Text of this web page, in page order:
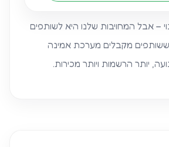
– אבל המחויבות שלנו היא לשותפים
מקבלים מערכת אמינה
יותר הרשמות ויותר מכירות.